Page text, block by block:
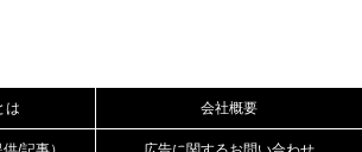
は 会社概要